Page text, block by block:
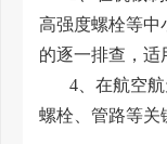
高强度螺栓等中
的逐一排查，适
4、在航空
螺栓、管路等关